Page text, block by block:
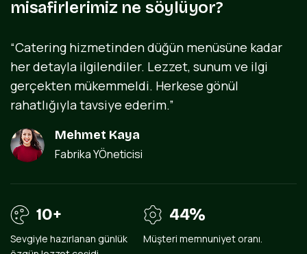
misafirlerimiz ne söylüyor?
“Catering hizmetinden düğün menüsüne kadar
her detayla ilgilendiler. Lezzet, sunum ve ilgi
gerçekten mükemmeldi. Herkese gönül
rahatlığıyla tavsiye ederim.”
Mehmet Kaya
Fabrika YÖneticisi
21+
Sevgiyle hazırlanan günlük
85%
Müşteri memnuniyet oranı.